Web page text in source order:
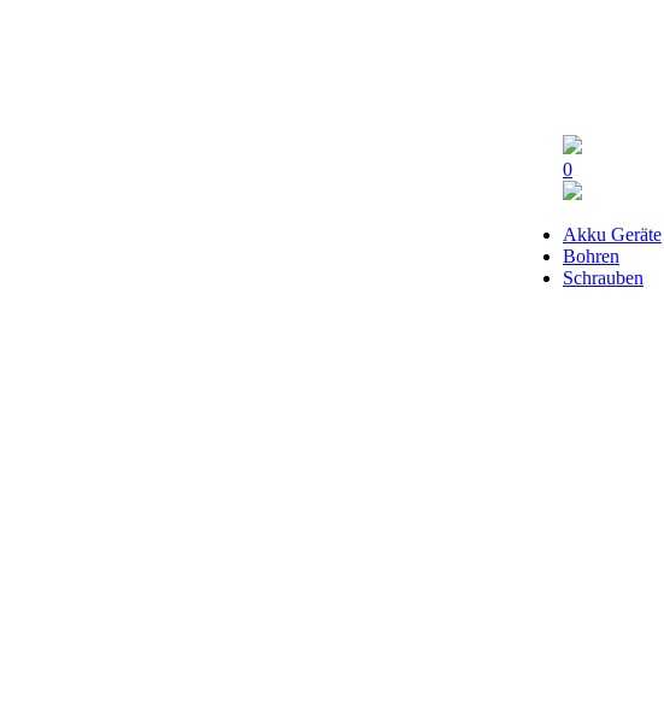
0
Akku Geräte
Bohren
Schrauben